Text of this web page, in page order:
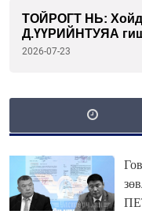
ТОЙРОГТ НЬ: Хойд
Д.ҮҮРИЙНТУЯА
бэ...
2026-07-23